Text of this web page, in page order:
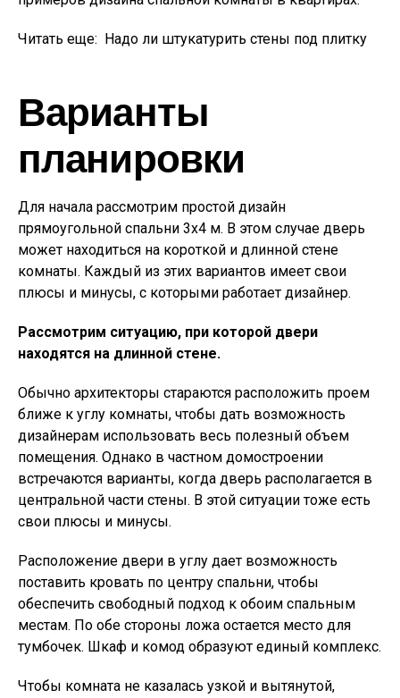
Читать еще: Надо ли штукатурить стены под плитку
Варианты
планировки
Для начала рассмотрим простой дизайн
прямоугольной спальни 3х4 м. В этом случае дверь
может находиться на короткой и длинной стене
комнаты. Каждый из этих вариантов имеет свои
плюсы и минусы, с которыми работает дизайнер.
Рассмотрим ситуацию, при которой двери
находятся на длинной стене.
Обычно архитекторы стараются расположить проем
ближе к углу комнаты, чтобы дать возможность
дизайнерам использовать весь полезный объем
помещения. Однако в частном домостроении
встречаются варианты, когда дверь располагается в
центральной части стены. В этой ситуации тоже есть
свои плюсы и минусы.
Расположение двери в углу дает возможность
поставить кровать по центру спальни, чтобы
обеспечить свободный подход к обоим спальным
местам. По обе стороны ложа остается место для
тумбочек. Шкаф и комод образуют единый комплекс.
Чтобы комната не казалась узкой и вытянутой,